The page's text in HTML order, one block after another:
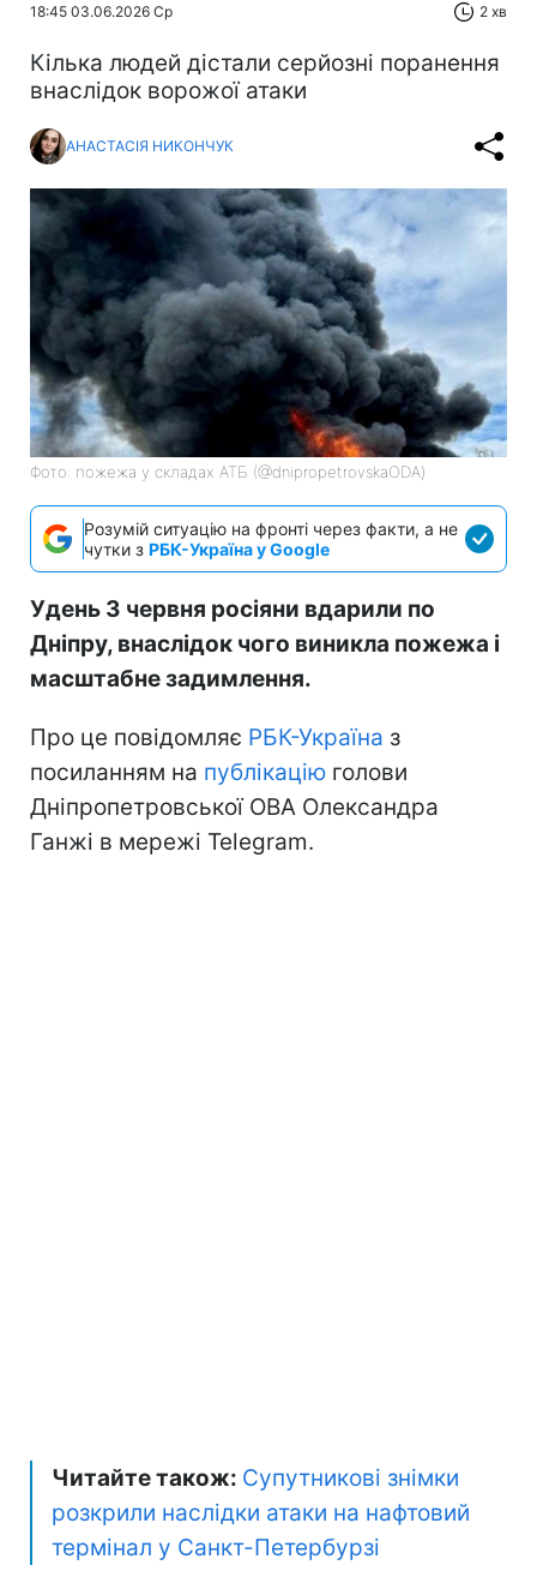
18:45 03.06.2026 Ср 2 хв
Кілька людей дістали серйозні поранення
внаслідок ворожої атаки
АНАСТАСІЯ НИКОНЧУК
Фото: пожежа у складах АТБ (@dnipropetrovskaODA)
Розумій ситуацію на фронті через факти, а не
чутки з РБК-Україна у Google
Удень 3 червня росіяни вдарили по
Дніпру, внаслідок чого виникла пожежа і
масштабне задимлення.
Про це повідомляє РБК-Україна з
посиланням на публікацію голови
Дніпропетровської ОВА Олександра
Ганжі в мережі Telegram.
Читайте також: Супутникові знімки
розкрили наслідки атаки на нафтовий
термінал у Санкт-Петербурзі